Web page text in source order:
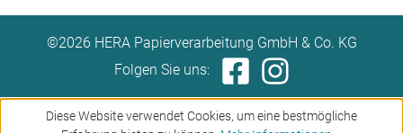
©2026 HERA Papierverarbeitung GmbH & Co. KG
Folgen Sie uns:
Diese Website verwendet Cookies, um eine bestmögliche